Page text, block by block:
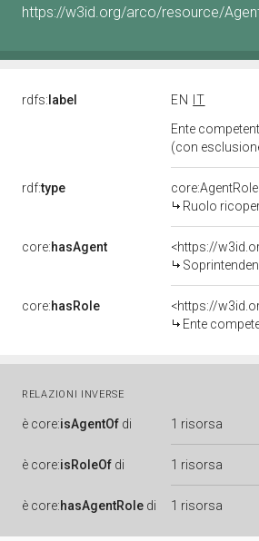
https://w3id.org/arco/resource/
rdfs: label EN
IT
Ente
(con
rdf:type
core:AgentRole
Ruolo
core:hasAgent
<https://
core:hasRole
<https://
Ente
RELAZIONI INVERSE
è core:isAgentOf di 1 risorsa
è core:isRoleOf di 1 risorsa
è core:hasAgentRole di 1 risorsa